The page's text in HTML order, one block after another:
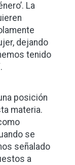
La
dejando
tenido
posición
materia.
se
señalado
a